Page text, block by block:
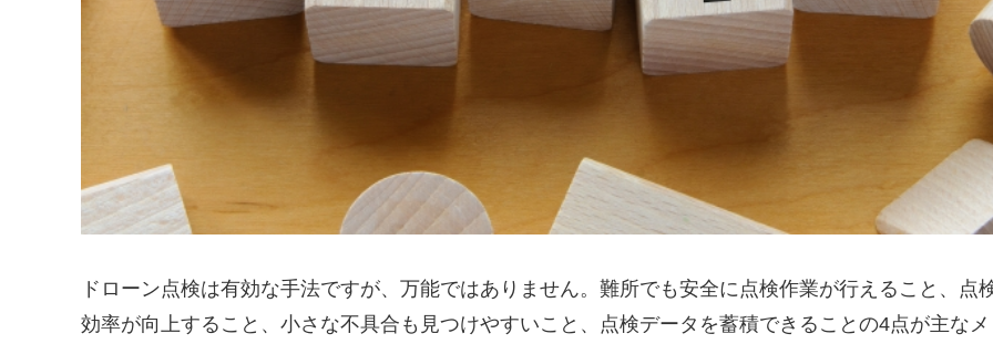
ドローン点検は有効な手法ですが、万能ではありません。難所でも安全に点検作業が行えること、点
効率が向上すること、小さな不具合も見つけやすいこと、点検データを蓄積できることの4点が主なメ